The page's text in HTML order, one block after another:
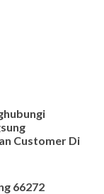
Customer Di
66272